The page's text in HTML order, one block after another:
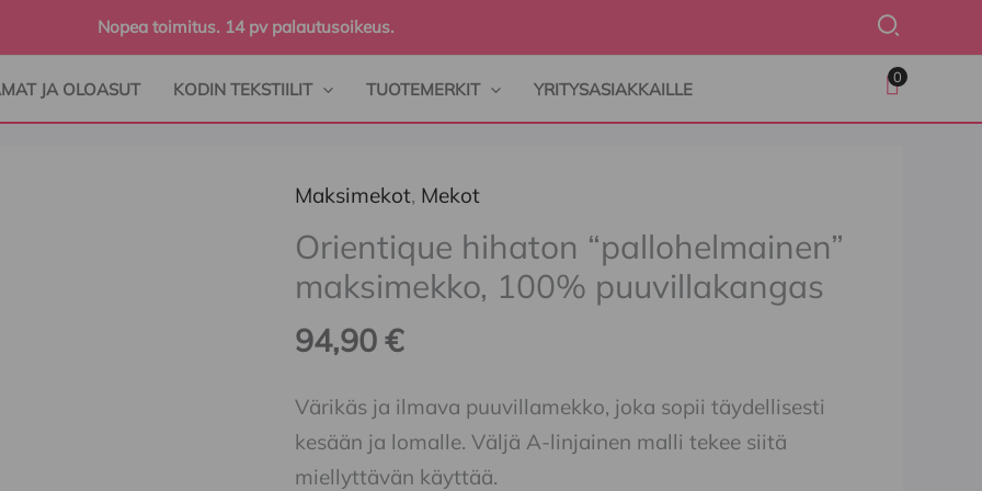
Nopea toimitus. 14 pv palautusoikeus. Hae
JA OLOASUT KODIN TEKSTIILIT TUOTEMERKIT YRITYSASIAKKAILLE
0
Maksimekot, Mekot
Orientique hihaton “pallohelmainen”
maksimekko, 100% puuvillakangas
94,90€
Värikäs ja ilmava puuvillamekko, joka sopii täydellisesti
kesään ja lomalle. Väljä A-linjainen malli tekee siitä
miellyttävän käyttää.
Orientique
hihaton
"pallohelmainen"
maksimekko,
100%
määrä